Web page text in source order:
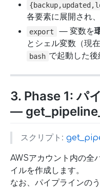
各要素に展開され、
export — 変数を
とシェル変数（現
bash で起動した
3. Phase 1: パ
—
スクリプト:
AWSアカウント内の全
イルを作成します。
なお、パイプラインの